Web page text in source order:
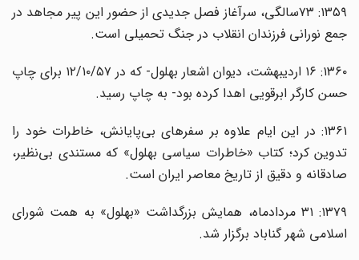
۱۳۵۹: ۷۳سالگی، سرآغاز فصل جدیدی از حضور این پیر مجاهد در
جمع نورانی فرزندان انقلاب در جنگ تحمیلی است.
۱۳۶۰: ۱۶ اردیبهشت، دیوان اشعار بهلول- که در ۱۲/۱۰/۵۷ برای چاپ
حسن کارگر ابرقویی اهدا کرده بود- به چاپ رسید.
۱۳۶۱: در این ایام علاوه بر سفرهای بی‌پایانش، خاطرات خود را
تدوین کرد؛ کتاب «خاطرات سیاسی بهلول» که مستندی بی‌نظیر،
صادقانه و دقیق از تاریخ معاصر ایران است.
۱۳۷۹: ۳۱ مردادماه،‌ همایش بزرگداشت «بهلول» به همت شورای
اسلامی شهر گناباد برگزار شد.